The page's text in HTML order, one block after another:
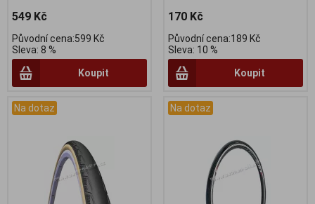
549 Kč
Původní cena:599 Kč
Sleva: 8 %
Koupit
170 Kč
Původní cena:189 Kč
Sleva: 10 %
Koupit
Na dotaz Na dotaz